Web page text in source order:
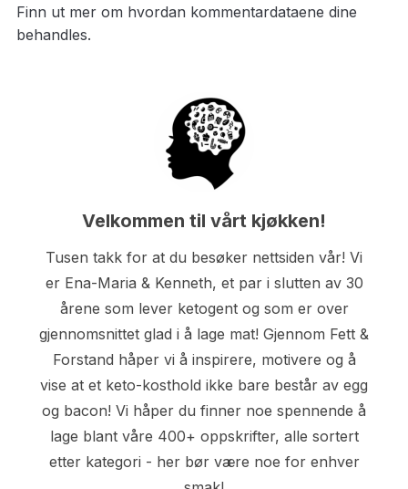
Finn ut mer om hvordan kommentardataene dine
behandles.
Velkommen til vårt kjøkken!
Tusen takk for at du besøker nettsiden vår! Vi
er Ena-Maria & Kenneth, et par i slutten av 30
årene som lever ketogent og som er over
gjennomsnittet glad i å lage mat! Gjennom Fett &
Forstand håper vi å inspirere, motivere og å
vise at et keto-kosthold ikke bare består av egg
og bacon! Vi håper du finner noe spennende å
lage blant våre 400+ oppskrifter, alle sortert
etter kategori - her bør være noe for enhver